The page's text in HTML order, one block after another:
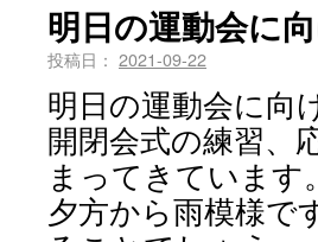
明日の運動会に
投稿日： 2021-09-22
明日の運動会に向
開閉会式の練習、
まってきています。
夕方から雨模様で